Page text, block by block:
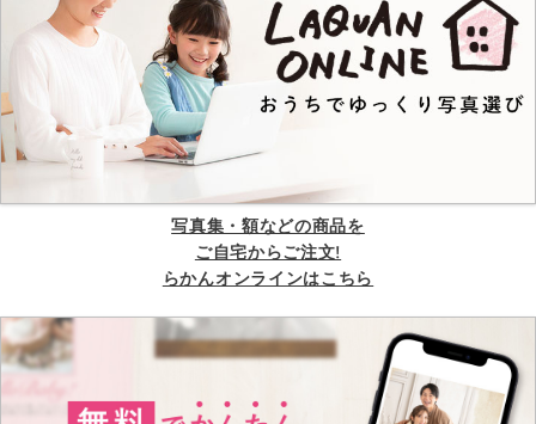
写真集・額などの商品を
ご自宅からご注文!
らかんオンラインはこちら